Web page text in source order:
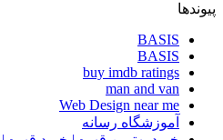
پیوندها
BASIS
BASIS
buy imdb ratings
man and van
Web Design near me
آموزشگاه رسانه